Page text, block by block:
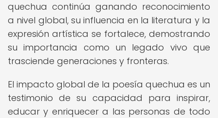
quechua continúa ganando reconocimiento
a nivel global, su influencia en la literatura y la
expresión artística se fortalece, demostrando
su importancia como un legado vivo que
trasciende generaciones y fronteras.
El impacto global de la poesía quechua es un
testimonio de su capacidad para inspirar,
educar y enriquecer a las personas de todo